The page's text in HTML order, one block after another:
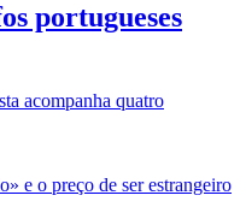
portugueses
acompanha quatro